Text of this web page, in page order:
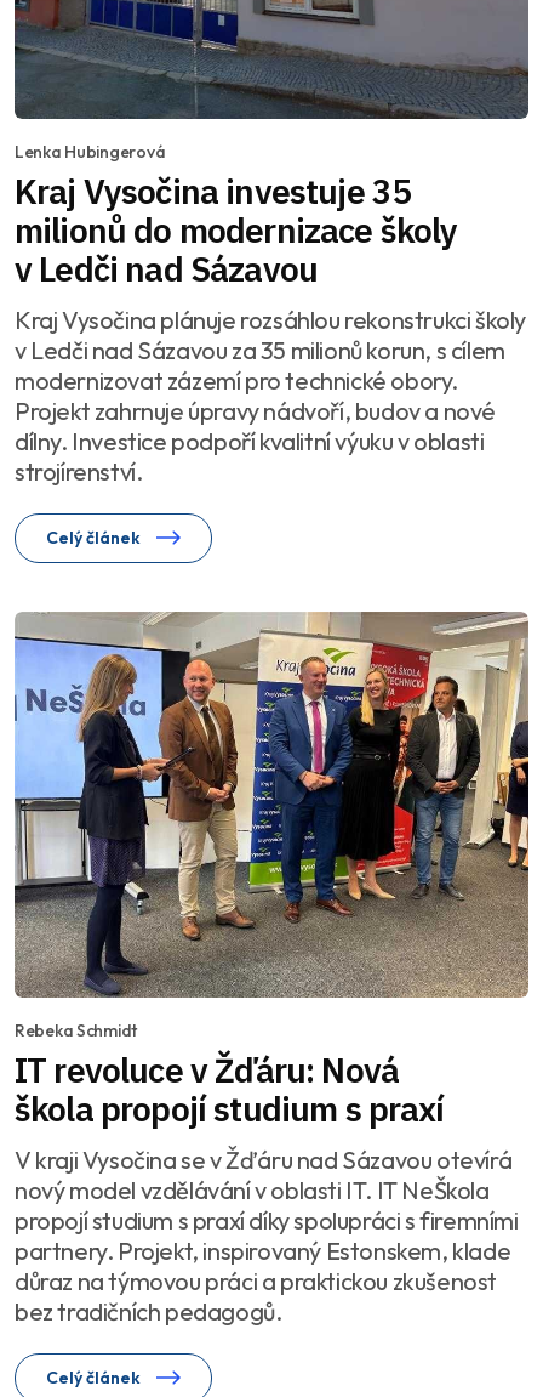
Lenka Hubingerová
Kraj Vysočina investuje 35
milionů do modernizace školy
v Ledči nad Sázavou
Kraj Vysočina plánuje rozsáhlou rekonstrukci školy
v Ledči nad Sázavou za 35 milionů korun, s cílem
modernizovat zázemí pro technické obory.
Projekt zahrnuje úpravy nádvoří, budov a nové
dílny. Investice podpoří kvalitní výuku v oblasti
strojírenství.
Celý článek
Rebeka Schmidt
IT revoluce v Žďáru: Nová
škola propojí studium s praxí
V kraji Vysočina se v Žďáru nad Sázavou otevírá
nový model vzdělávání v oblasti IT. IT NeŠkola
propojí studium s praxí díky spolupráci s firemními
partnery. Projekt, inspirovaný Estonskem, klade
důraz na týmovou práci a praktickou zkušenost
bez tradičních pedagogů.
Celý článek